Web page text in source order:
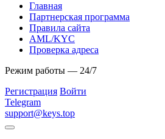
Главная
Партнерская программа
Правила сайта
AML/KYC
Проверка адреса
Режим работы — 24/7
Регистрация Войти
Telegram
support@keys.top